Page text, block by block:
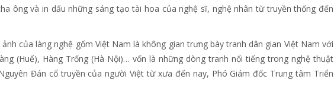
ông và in dấu những sáng tạo tài hoa của nghệ sĩ, nghệ nhân từ truyền thống đến
của làng nghệ gốm Việt Nam là không gian trưng bày tranh dân gian Việt Nam với
(Huế), Hàng Trống (Hà Nội)… vốn là những dòng tranh nổi tiếng trong nghệ thuật
Đán cổ truyền của người Việt từ xưa đến nay, Phó Giám đốc Trung tâm Triển